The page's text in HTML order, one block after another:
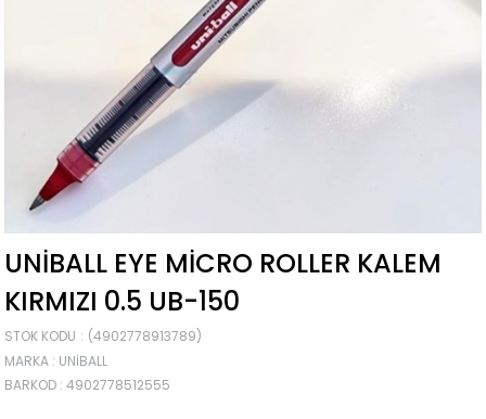
UNIBALL EYE MICRO ROLLER KALEM
KIRMIZI 0.5 UB-150
STOK KODU
(4902778913789)
MARKA : UNIBALL
BARKOD : 4902778512555